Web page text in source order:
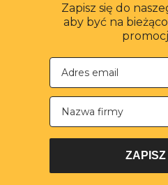
Zapisz się do
aby być na
Nazwa firmy
ZAPISZ